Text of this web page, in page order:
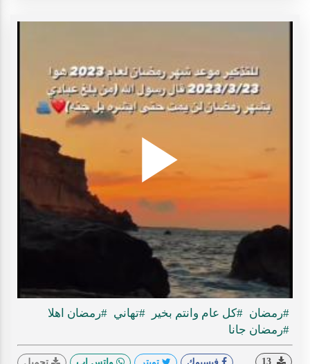
Play
#رمضان #كل عام وانتم بخير #تهاني #رمضان اهلا
#رمضان جانا